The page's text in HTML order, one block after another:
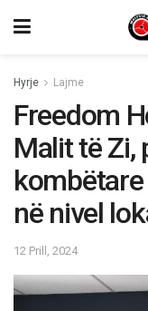
Hyrje Lajme
Freedom
Malit të Zi,
në nivel
12 Prill, 2024